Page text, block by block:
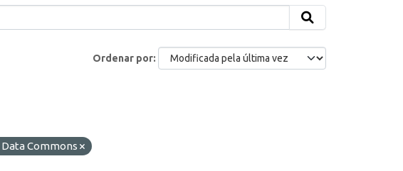
Ordenar por
Commons